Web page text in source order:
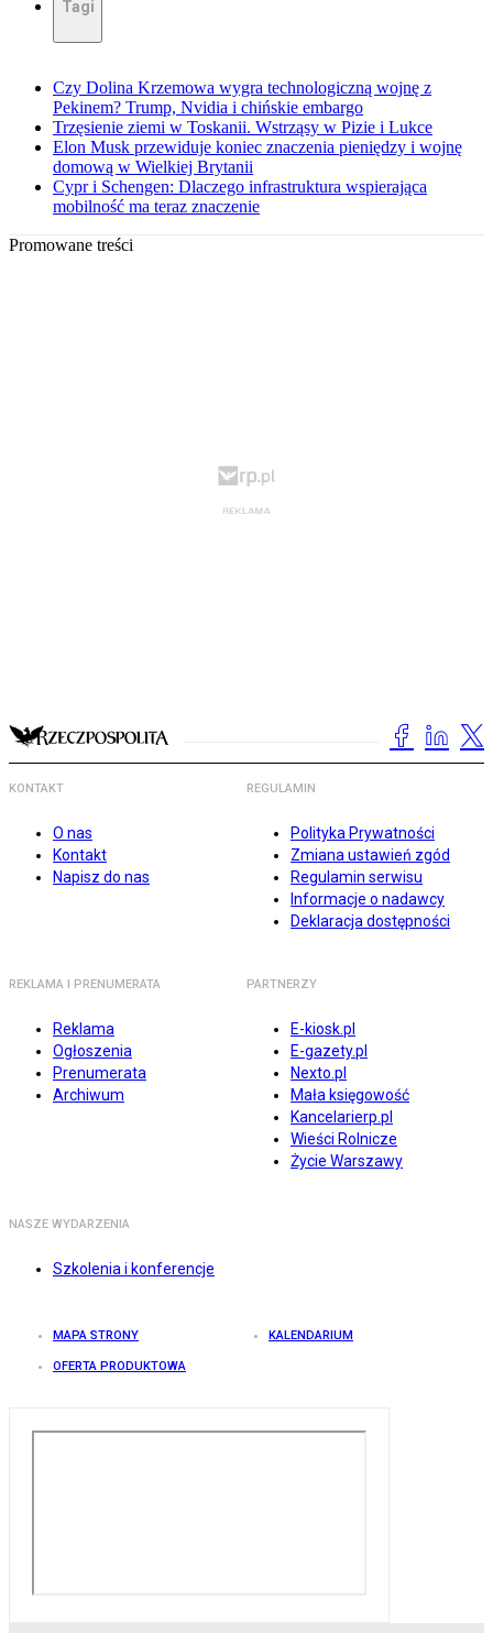
Tagi
Czy Dolina Krzemowa wygra technologiczną wojnę z
Pekinem? Trump, Nvidia i chińskie embargo
Trzęsienie ziemi w Toskanii. Wstrząsy w Pizie i Lukce
Elon Musk przewiduje koniec znaczenia pieniędzy i wojnę
domową w Wielkiej Brytanii
Cypr i Schengen: Dlaczego infrastruktura wspierająca
mobilność ma teraz znaczenie
Promowane treści
KONTAKT
O nas
Kontakt
Napisz do nas
REGULAMIN
Polityka Prywatności
Zmiana ustawień zgód
Regulamin serwisu
Informacje o nadawcy
Deklaracja dostępności
REKLAMA I PRENUMERATA
Reklama
Ogłoszenia
Prenumerata
Archiwum
PARTNERZY
E-kiosk.pl
E-gazety.pl
Nexto.pl
Mała księgowość
Kancelarierp.pl
Wieści Rolnicze
Życie Warszawy
NASZE WYDARZENIA
Szkolenia i konferencje
MAPA STRONY KALENDARIUM
OFERTA PRODUKTOWA